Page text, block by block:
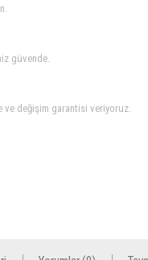
güvende.
değişim garantisi veriyoruz.